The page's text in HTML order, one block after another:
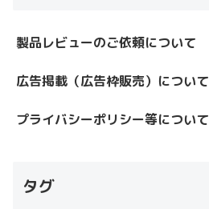
製品レビューのご依頼について
広告掲載（広告枠販売）について
プライバシーポリシー等について
タグ